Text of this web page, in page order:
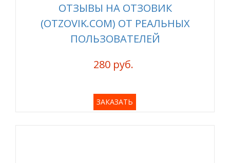
ОТЗЫВЫ НА ОТЗОВИК
(OTZOVIK.COM) ОТ РЕАЛЬНЫХ
ПОЛЬЗОВАТЕЛЕЙ
280 руб.
ЗАКАЗАТЬ